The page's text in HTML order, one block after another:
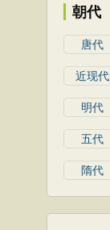
朝代
唐代
近现代
明代
五代
隋代